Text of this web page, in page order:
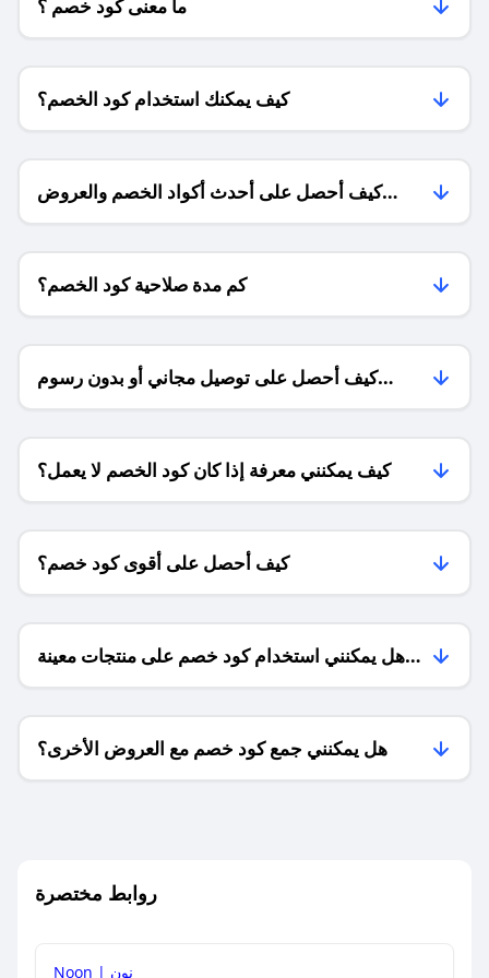
ما معنى كود خصم ؟
كيف يمكنك استخدام كود الخصم؟
كيف أحصل على أحدث أكواد الخصم والعروض
للمتاجر؟
كم مدة صلاحية كود الخصم؟
كيف أحصل على توصيل مجاني أو بدون رسوم
الشحن ؟
كيف يمكنني معرفة إذا كان كود الخصم لا يعمل؟
كيف أحصل على أقوى كود خصم؟
هل يمكنني استخدام كود خصم على منتجات معينة
فقط؟
هل يمكنني جمع كود خصم مع العروض الأخرى؟
روابط مختصرة
Noon | نون